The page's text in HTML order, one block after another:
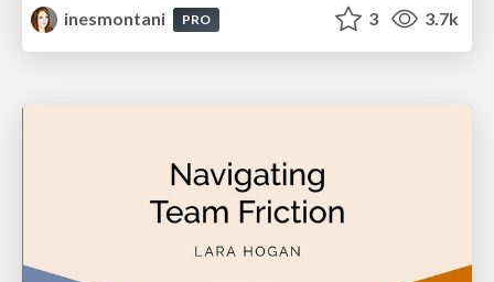
inesmontani
PRO 3 3.7k